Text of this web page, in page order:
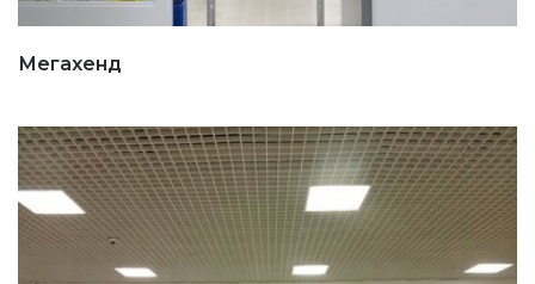
Мегахенд